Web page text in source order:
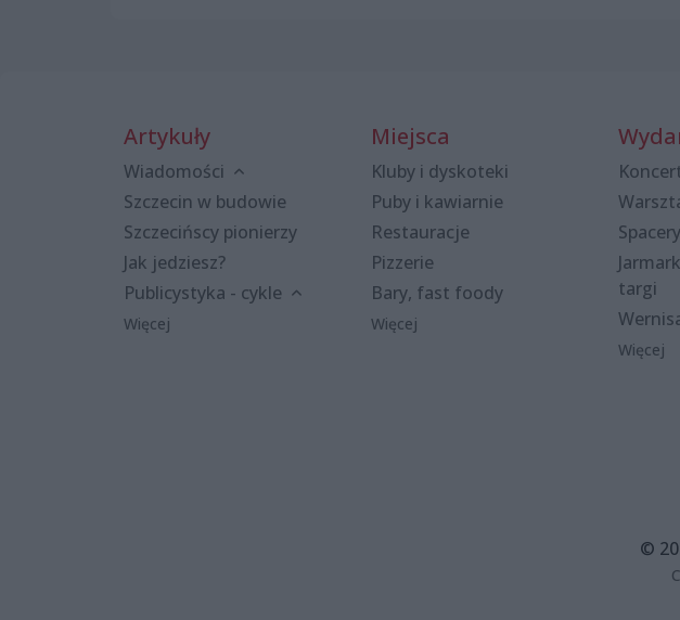
Artykuły
Wiadomości
Szczecin w budowie
Szczecińscy pionierzy
Jak jedziesz?
Publicystyka - cykle
Więcej
Miejsca
Kluby i dyskoteki
Puby i kawiarnie
Restauracje
Pizzerie
Bary, fast foody
Więcej
targi
Więcej
©